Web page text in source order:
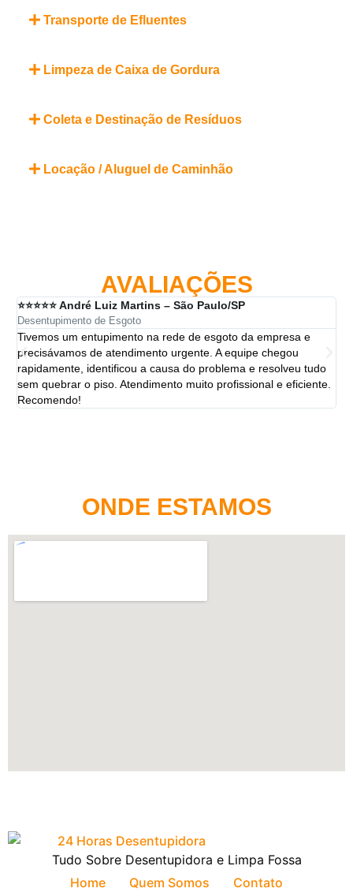
Transporte de Efluentes
Limpeza de Caixa de Gordura
Coleta e Destinação de Resíduos
Locação / Aluguel de Caminhão
AVALIAÇÕES
⭐⭐⭐⭐⭐ André Luiz Martins – São Paulo/SP
Desentupimento de Esgoto
Tivemos um entupimento na rede de esgoto da empresa e
precisávamos de atendimento urgente. A equipe chegou
rapidamente, identificou a causa do problema e resolveu tudo
sem quebrar o piso. Atendimento muito profissional e eficiente.
Recomendo!
ONDE ESTAMOS
Tudo Sobre Desentupidora e Limpa Fossa
Home
Quem Somos Contato